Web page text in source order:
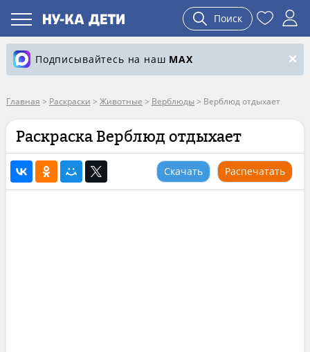
Поиск
Подписывайтесь на наш MAX
Главная > Раскраски > Животные > Верблюды > Верблюд отдыхает
Раскраска Верблюд отдыхает
Скачать Распечатать